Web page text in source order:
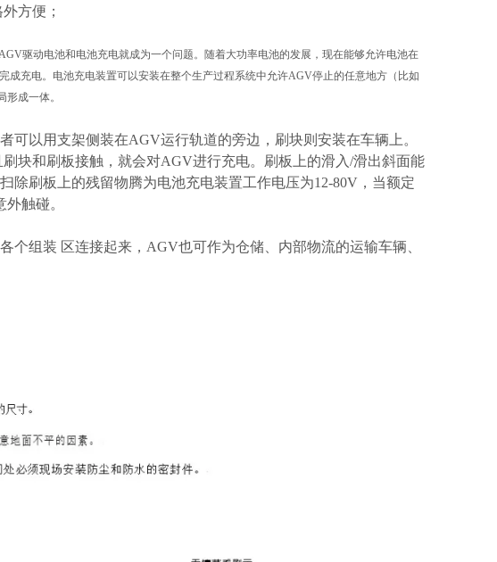
方便；
驱动电池和电池充电就成为一个问题。随着大功率电池的发展，现在能够允许电池在
充电。电池充电装置可以安装在整个生产过程系统中允许AGV停止的任意地方（比如
成一体。
可以用支架侧装在AGV运行轨道的旁边，刷块则安装在车辆上。
块和刷板接触，就会对AGV进行充电。刷板上的滑入/滑出斜面能
除刷板上的残留物腾为电池充电装置工作电压为12-80V，当额定
触碰。
组装 区连接起来，AGV也可作为仓储、内部物流的运输车辆、